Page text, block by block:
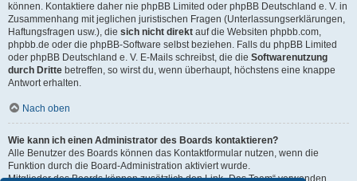
können. Kontaktiere daher nie phpBB Limited oder phpBB Deutschland e. V. in
Zusammenhang mit jeglichen juristischen Fragen (Unterlassungserklärungen,
Haftungsfragen usw.), die sich nicht direkt auf die Websiten phpbb.com,
phpbb.de oder die phpBB-Software selbst beziehen. Falls du phpBB Limited
oder phpBB Deutschland e. V. E-Mails schreibst, die die Softwarenutzung
durch Dritte betreffen, so wirst du, wenn überhaupt, höchstens eine knappe
Antwort erhalten.
Nach oben
Wie kann ich einen Administrator des Boards kontaktieren?
Alle Benutzer des Boards können das Kontaktformular nutzen, wenn die
Funktion durch die Board-Administration aktiviert wurde.
Mitglieder des Boards können zusätzlich den Link „Das Team“ verwenden.